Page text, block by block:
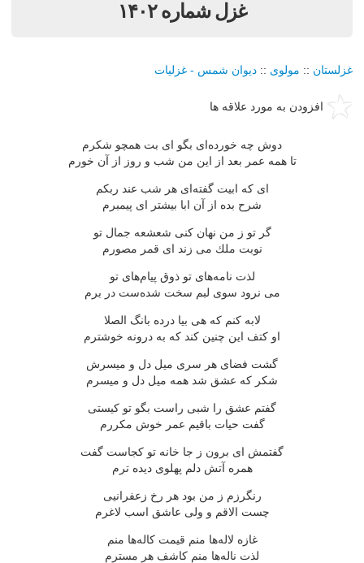
غزل شماره ۱۴۰۲
غزلستان :: مولوی :: دیوان شمس - غزلیات
افزودن به مورد علاقه ها
دوش چه خورده‌ای بگو ای بت همچو شكرم
تا همه عمر بعد از این من شب و روز از آن خورم
ای كه ابیت گفته‌ای هر شب عند ربكم
شرح بده از آن ابا بیشتر ای پیمبرم
گر تو ز من نهان كنی شعشعه جمال تو
نوبت ملك می زند ای قمر مصورم
لذت نامه‌های تو ذوق پیام‌های تو
می نرود سوی لبم سخت شده‌ست در برم
لابه كنم كه هی بیا درده بانگ الصلا
او كتف این چنین كند كه به درونه خوشترم
گشت فضای هر سری میل دل و میسرش
شكر كه عشق شد همه میل دل و میسرم
گفتم عشق را شبی راست بگو تو كیستی
گفت حیات باقیم عمر خوش مكررم
گفتمش ای برون ز جا خانه تو كجاست گفت
همره آتش دلم پهلوی دیده ترم
رنگرزم ز من بود هر رخ زعفرانیی
چست الاقم و ولی عاشق اسب لاغرم
غازه لاله‌ها منم قیمت كاله‌ها منم
لذت ناله‌ها منم كاشف هر مسترم